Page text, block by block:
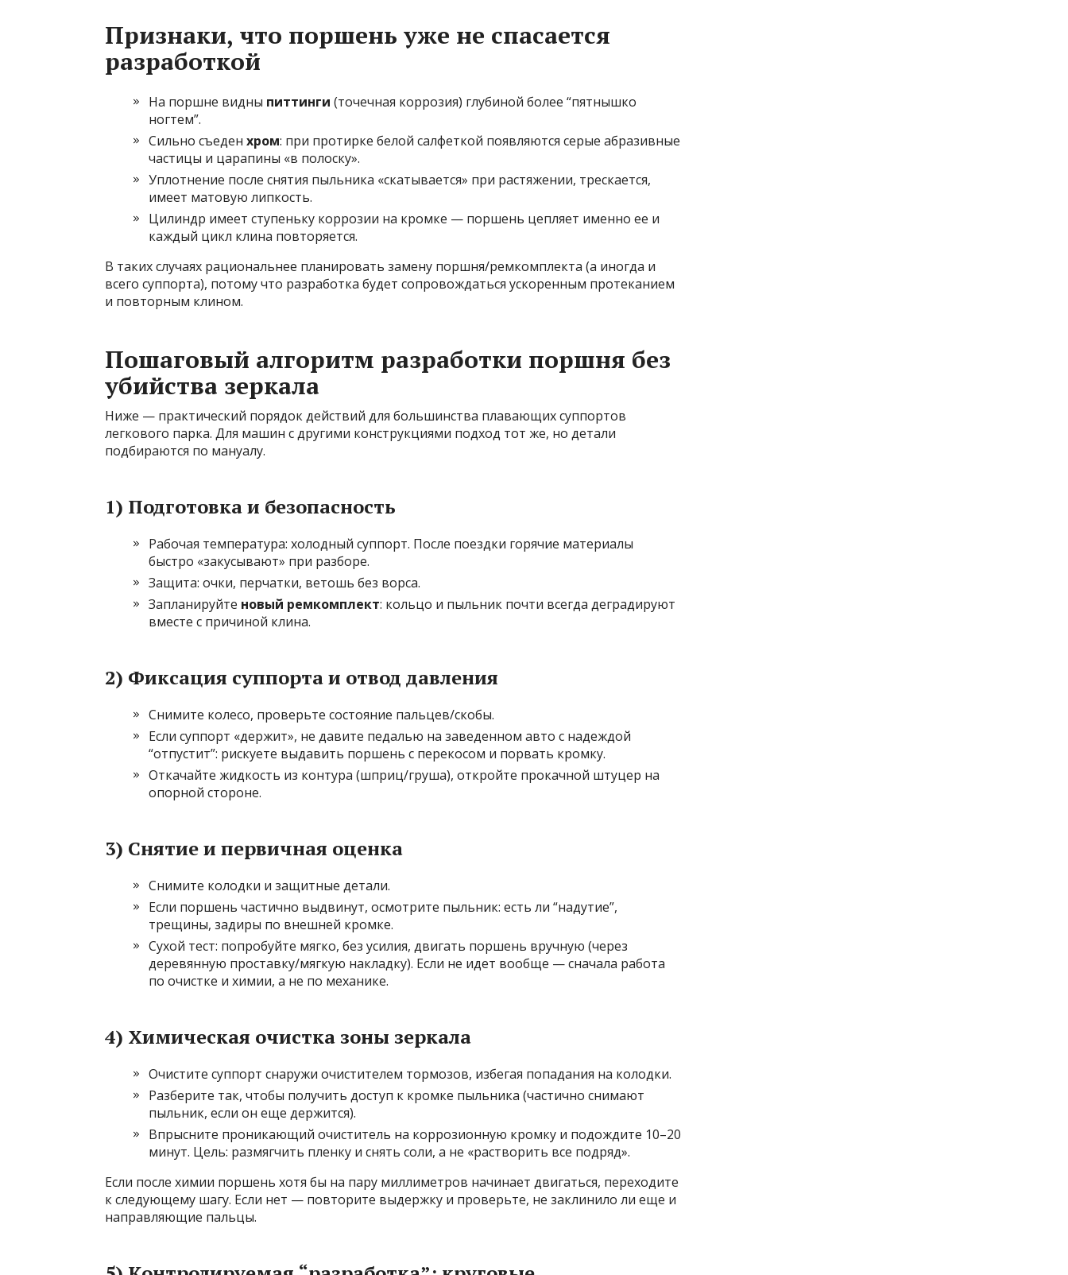
Признаки, что поршень уже не спасается
разработкой
На поршне видны питтинги (точечная коррозия) глубиной более “пятнышко
ногтем”.
Сильно съеден хром: при протирке белой салфеткой появляются серые абразивные
частицы и царапины «в полоску».
Уплотнение после снятия пыльника «скатывается» при растяжении, трескается,
имеет матовую липкость.
Цилиндр имеет ступеньку коррозии на кромке — поршень цепляет именно ее и
каждый цикл клина повторяется.
В таких случаях рациональнее планировать замену поршня/ремкомплекта (а иногда и
всего суппорта), потому что разработка будет сопровождаться ускоренным протеканием
и повторным клином.
Пошаговый алгоритм разработки поршня без
убийства зеркала
Ниже — практический порядок действий для большинства плавающих суппортов
легкового парка. Для машин с другими конструкциями подход тот же, но детали
подбираются по мануалу.
1) Подготовка и безопасность
Рабочая температура: холодный суппорт. После поездки горячие материалы
быстро «закусывают» при разборе.
Защита: очки, перчатки, ветошь без ворса.
Запланируйте новый ремкомплект: кольцо и пыльник почти всегда деградируют
вместе с причиной клина.
2) Фиксация суппорта и отвод давления
Снимите колесо, проверьте состояние пальцев/скобы.
Если суппорт «держит», не давите педалью на заведенном авто с надеждой
“отпустит”: рискуете выдавить поршень с перекосом и порвать кромку.
Откачайте жидкость из контура (шприц/груша), откройте прокачной штуцер на
опорной стороне.
3) Снятие и первичная оценка
Снимите колодки и защитные детали.
Если поршень частично выдвинут, осмотрите пыльник: есть ли “надутие”,
трещины, задиры по внешней кромке.
Сухой тест: попробуйте мягко, без усилия, двигать поршень вручную (через
деревянную проставку/мягкую накладку). Если не идет вообще — сначала работа
по очистке и химии, а не по механике.
4) Химическая очистка зоны зеркала
Очистите суппорт снаружи очистителем тормозов, избегая попадания на колодки.
Разберите так, чтобы получить доступ к кромке пыльника (частично снимают
пыльник, если он еще держится).
Впрысните проникающий очиститель на коррозионную кромку и подождите 10–20
минут. Цель: размягчить пленку и снять соли, а не «растворить все подряд».
Если после химии поршень хотя бы на пару миллиметров начинает двигаться, переходите
к следующему шагу. Если нет — повторите выдержку и проверьте, не заклинило ли еще и
направляющие пальцы.